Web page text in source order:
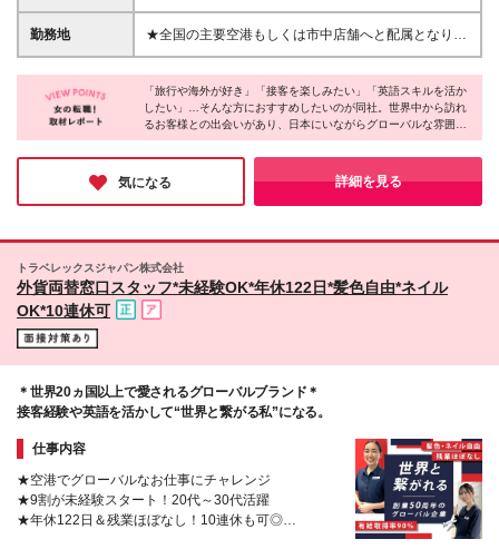
多くて自分の時間がなかった」 「接客は好きだけ
ど、休みが少なくて大変だった」 そんな理由で転職
ど自信はない」という方も大丈夫。 「私もそうだっ
たよ！」と自然にフォローし合う 温かい職場だか
ら、安心してスタートできますよ♪
万円～ ■関西空港：月給27万円～ ■中部国際空港・福
岡空港・岡山空港・那覇空港：月給26万円～ ■市中店
町シャレオ店：時給1,650円 【インセンティブあり】
※正社員・パートタイム共通 所定条件達成で月単位で
支給！ （初年度に毎月支給された場合の年額の目
入”に▼ 研修で知識が身につくと、お客様一人ひとり
に ぴったりの通貨や使い方をご提案できるように。
その提案がお客様の安心や「ありがとう」に繋がり、
港手当（空港勤務の場合） ◆深夜早朝手当（7時前・
22時以降のシフト勤務に対し） ▼嬉しい制度もご用
意（正社員のみ）▼ □確定拠出年金 □ホテルなどの割
務地もございます
勤務地
★全国の主要空港もしくは市中店舗へと配属となりま
す★ ＊東京／大阪／愛知／岡山／福岡／沖縄／神奈
川／埼玉／宮城／広島で募集 ＊U/Iターン歓迎！＊配
属は希望を考慮 ＊マイカー通勤OK（勤務地による）
【空港】（正社員） ■羽田空港内の店舗 ■関西空港内
の店舗 ■中部国際空港内の店舗 ■岡山空港内の店舗 ■
福岡空港内の店舗 ■那覇空港内の店舗 【市中店舗】
（正社員・パートタイム） ■東京都23区内の店舗 ■横
に限り、会社が認めたときはタクシー利用可能 ※受動
喫煙対策:屋内禁煙（一部テナント施設に喫煙室設置
有） 詳しくは原稿下部の関連リンク「★各店舗のア
「旅行や海外が好き」「接客を楽しみたい」「英語スキルを活か
したい」…そんな方におすすめしたいのが同社。世界中から訪れ
るお客様との出会いがあり、日本にいながらグローバルな雰囲気
を感じられるのが最大の魅力です！
年間休日122日／基本定時退社／10日以上の長期休暇も取得可…
と、働きやすさが揃っていて、オフには海外旅行を楽しむ社員も
多いのだとか。髪色やネイルも自由で、自分らしく働けるのも嬉
しいポイントです♪
気になる 詳細を見る
トラベレックスジャパン株式会社
外貨両替窓口スタッフ*未経験OK*年休122日*髪色自由*ネイル
OK*10連休可
＊世界20ヵ国以上で愛されるグローバルブランド＊
接客経験や英語を活かして“世界と繋がる私”になる。
仕事内容
★空港でグローバルなお仕事にチャレンジ
★9割が未経験スタート！20代～30代活躍
★年休122日＆残業ほぼなし！10連休も可◎